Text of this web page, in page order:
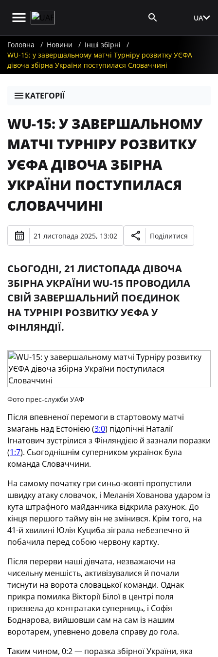
UA
Головна Новини
Інші збірні
WU-15: у завершальному матчі Турніру розвитку УЄФА
дівоча збірна України поступилася Словаччині
КАТЕГОРІЇ
WU-15: У ЗАВЕРШАЛЬНОМУ
МАТЧІ ТУРНІРУ РОЗВИТКУ
УЄФА ДІВОЧА ЗБІРНА
УКРАЇНИ ПОСТУПИЛАСЯ
СЛОВАЧЧИНІ
21 листопада 2025, 13:02 Поділитися
СЬОГОДНІ, 21 ЛИСТОПАДА ДІВОЧА
ЗБІРНА УКРАЇНИ WU-15 ПРОВОДИЛА
СВІЙ ЗАВЕРШАЛЬНИЙ ПОЄДИНОК
НА ТУРНІРІ РОЗВИТКУ УЄФА У
ФІНЛЯНДІЇ.
Фото прес-служби УАФ
Після впевненої перемоги в стартовому матчі
змагань над Естонією (3:0) підопічні Наталії
Ігнатович зустрілися з Фінляндією й зазнали поразки
(1:7). Сьогоднішнім суперником українок була
команда Словаччини.
На самому початку гри синьо-жовті пропустили
швидку атаку словачок, і Меланія Хованова ударом із
кута штрафного майданчика відкрила рахунок. До
кінця першого тайму він не змінився. Крім того, на
41-й хвилині Юлія Куциба зіграла небезпечно й
побачила перед собою червону картку.
Після перерви наші дівчата, незважаючи на
чисельну меншість, активізувалися й почали
тиснути на ворота словацької команди. Однак
прикра помилка Вікторії Білої в центрі поля
призвела до контратаки суперниць, і Софія
Боднарова, вийшовши сам на сам із нашим
воротарем, упевнено довела справу до гола.
Таким чином, 0:2 — поразка збірної України, яка